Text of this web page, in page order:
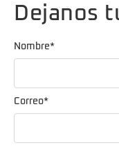
Dejanos
Nombre*
Correo*